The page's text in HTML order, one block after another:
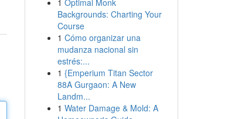
1 Optimal Monk
Backgrounds: Charting Your
Course
1 Cómo organizar una
mudanza nacional sin
estrés:...
1 {Emperium Titan Sector
88A Gurgaon: A New
Landm...
1 Water Damage & Mold: A